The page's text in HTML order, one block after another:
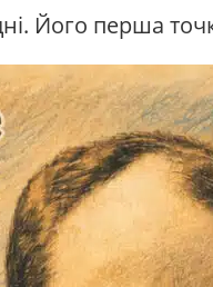
Його перша